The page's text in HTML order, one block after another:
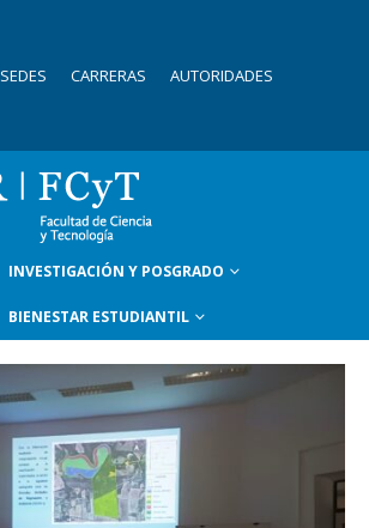
SEDES CARRERAS AUTORIDADES
INVESTIGACIÓN Y POSGRADO
BIENESTAR ESTUDIANTIL